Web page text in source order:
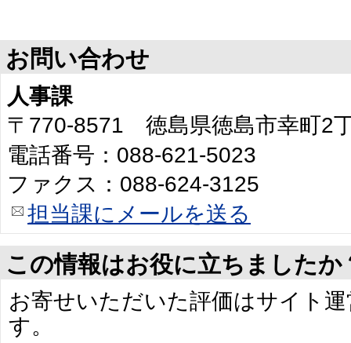
お問い合わせ
人事課
〒770-8571 徳島県徳島市幸町2
電話番号：088-621-5023
ファクス：088-624-3125
担当課にメールを送る
この情報はお役に立ちましたか
お寄せいただいた評価はサイト
す。